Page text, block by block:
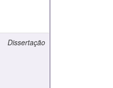
Dissertação